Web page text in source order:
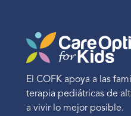
El COFK apoya a las
terapia pediátricas de
a vivir lo mejor posible.